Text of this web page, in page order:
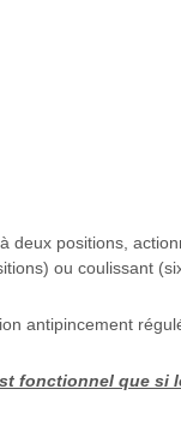
deux positions,
ou coulissant
antipincement
fonctionnel que si